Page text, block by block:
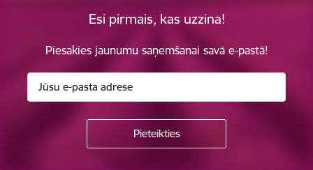
Esi pirmais, kas uzzina!
Piesakies jaunumu saņemšanai savā e-pastā!